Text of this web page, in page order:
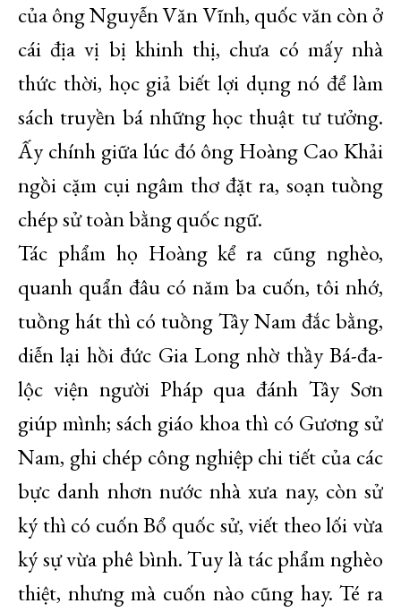
của ông Nguyễn Văn Vĩnh, quốc văn còn ở
cái địa vị bị khinh thị, chưa có mấy nhà
thức thời, học giả biết lợi dụng nó để làm
sách truyền bá những học thuật tư tưởng.
Ấy chính giữa lúc đó ông Hoàng Cao Khải
ngồi cặm cụi ngâm thơ đặt ra, soạn tuồng
chép sử toàn bằng quốc ngữ.
Tác phẩm họ Hoàng kể ra cũng nghèo,
quanh quẩn đâu có năm ba cuốn, tôi nhớ,
tuồng hát thì có tuồng Tây Nam đắc bằng,
diễn lại hồi đức Gia Long nhờ thầy Bá-đa-
lộc viện người Pháp qua đánh Tây Sơn
giúp mình; sách giáo khoa thì có Gương sử
Nam, ghi chép công nghiệp chi tiết của các
bực danh nhơn nước nhà xưa nay, còn sử
ký thì có cuốn Bổ quốc sử, viết theo lối vừa
ký sự vừa phê bình. Tuy là tác phẩm nghèo
thiệt, nhưng mà cuốn nào cũng hay. Té ra